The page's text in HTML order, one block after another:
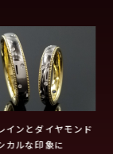
インとダイヤモンド
カルな印象に